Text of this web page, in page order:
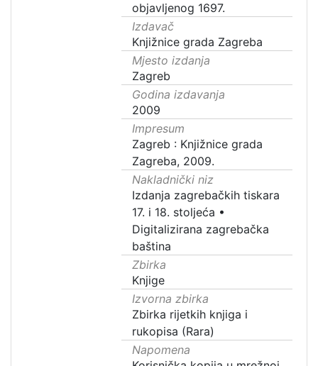
objavljenog 1697.
Izdavač
Knjižnice grada Zagreba
Mjesto izdanja
Zagreb
Godina izdavanja
2009
Impresum
Zagreb : Knjižnice grada
Zagreba, 2009.
Nakladnički niz
Izdanja zagrebačkih tiskara
17. i 18. stoljeća •
Digitalizirana zagrebačka
baština
Zbirka
Knjige
Izvorna zbirka
Zbirka rijetkih knjiga i
rukopisa (Rara)
Napomena